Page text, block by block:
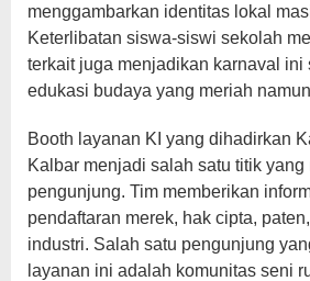
menggambarkan identitas lokal
Keterlibatan siswa-siswi sekolah
terkait juga menjadikan karnaval ini
edukasi budaya yang meriah
Booth layanan KI yang dihadirkan
Kalbar menjadi salah satu titik
pengunjung. Tim memberikan
pendaftaran merek, hak cipta,
industri. Salah satu pengunjung
layanan ini adalah komunitas seni